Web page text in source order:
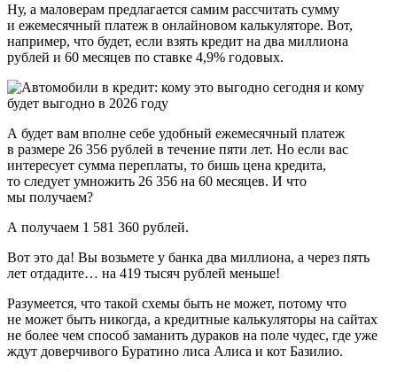
Ну, а маловерам предлагается самим рассчитать сумму
и ежемесячный платеж в онлайновом калькуляторе. Вот,
например, что будет, если взять кредит на два миллиона
рублей и 60 месяцев по ставке 4,9% годовых.
А будет вам вполне себе удобный ежемесячный платеж
в размере 26 356 рублей в течение пяти лет. Но если вас
интересует сумма переплаты, то бишь цена кредита,
то следует умножить 26 356 на 60 месяцев. И что
мы получаем?
А получаем 1 581 360 рублей.
Вот это да! Вы возьмете у банка два миллиона, а через пять
лет отдадите… на 419 тысяч рублей меньше!
Разумеется, что такой схемы быть не может, потому что
не может быть никогда, а кредитные калькуляторы на сайтах
не более чем способ заманить дураков на поле чудес, где уже
ждут доверчивого Буратино лиса Алиса и кот Базилио.